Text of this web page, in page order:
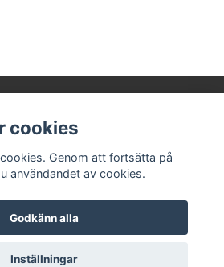
© Copyright KIMBRA
cookies
Genom att fortsätta på
användandet av cookies.
Godkänn alla
Inställningar